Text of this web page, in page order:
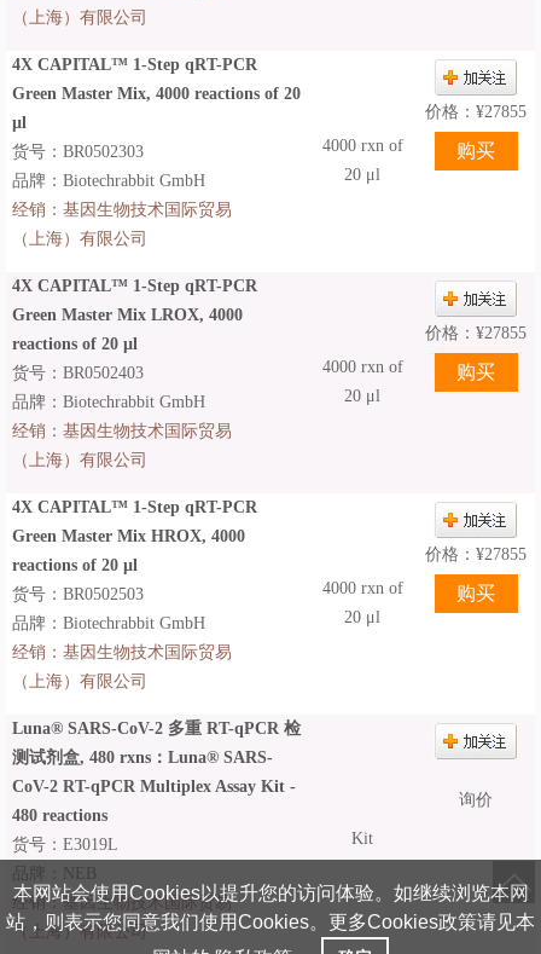
（上海）有限公司
4X CAPITAL™ 1-Step qRT-PCR
Green Master Mix, 4000 reactions of 20
µl
4000 rxn of
20 μl
价格： ¥27855
货号：BR0502303
品牌：Biotechrabbit GmbH
经销： 基因生物技术国际贸易
（上海）有限公司
4X CAPITAL™ 1-Step qRT-PCR
Green Master Mix LROX, 4000
reactions of 20 µl
4000 rxn of
20 μl
价格： ¥27855
货号：BR0502403
品牌：Biotechrabbit GmbH
经销： 基因生物技术国际贸易
（上海）有限公司
4X CAPITAL™ 1-Step qRT-PCR
Green Master Mix HROX, 4000
reactions of 20 µl
4000 rxn of
20 μl
价格： ¥27855
货号：BR0502503
品牌：Biotechrabbit GmbH
经销： 基因生物技术国际贸易
（上海）有限公司
Luna® SARS-CoV-2 多重 RT-qPCR 检
测试剂盒, 480 rxns：Luna® SARS-
CoV-2 RT-qPCR Multiplex Assay Kit -
480 reactions
Kit
询价
货号：E3019L
品牌：NEB
经销：基因生物技术国际贸易
（上海）有限公司
本网站会使用Cookies以提升您的访问体验。如继续浏览本网
站，则表示您同意我们使用Cookies。更多Cookies政策请见本